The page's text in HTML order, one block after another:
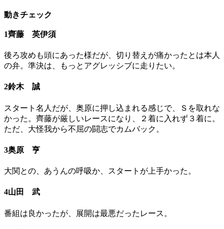
動きチェック
1齊藤 英伊須
後ろ攻めも頭にあった様だが、切り替えが痛かったとは本人
の弁。準決は、もっとアグレッシブに走りたい。
2鈴木 誠
スタート名人だが、奥原に押し込まれる感じで、Ｓを取れな
かった。齊藤が厳しいレースになり、２着に入れず３着に。
ただ、大怪我から不屈の闘志でカムバック。
3奥原 亨
大関との、あうんの呼吸か、スタートが上手かった。
4山田 武
番組は良かったが、展開は最悪だったレース。